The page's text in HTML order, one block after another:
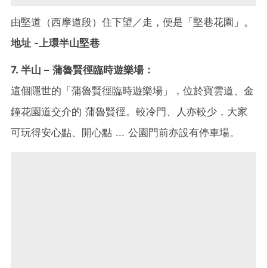
由堅道（西摩道段）住下望／走，便是「堅巷花園」。
地址 -上環半山堅巷
7. 半山 – 蒲魯賢徑臨時遊樂場：
這個隱世的「蒲魯賢徑臨時遊樂場」，位於寶雲道、金
鐘花園道交介的 蒲魯賢徑。較冷門、人亦較少，大家
可玩得安心點、開心點 ... 公園門前亦設有停車場。